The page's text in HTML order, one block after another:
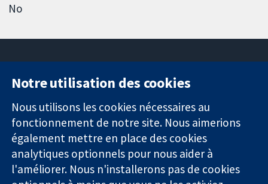
No
Des données
probantes.
Des décisions
éclairées.
Une meilleure
santé.
11-13 Cavendish
Square
Londres
W1G0AN
Royaume-Uni
nous
Actualités
Service de
presse
Qui sommes-
nous
Notre utilisation des cookies
Nous utilisons les cookies nécessaires au
fonctionnement de notre site. Nous aimerions
également mettre en place des cookies
analytiques optionnels pour nous aider à
l'améliorer. Nous n'installerons pas de cookies